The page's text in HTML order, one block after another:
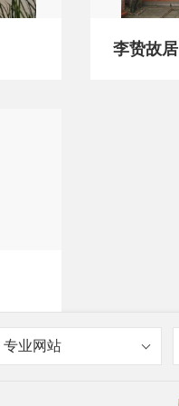
李贽故居
专业网站